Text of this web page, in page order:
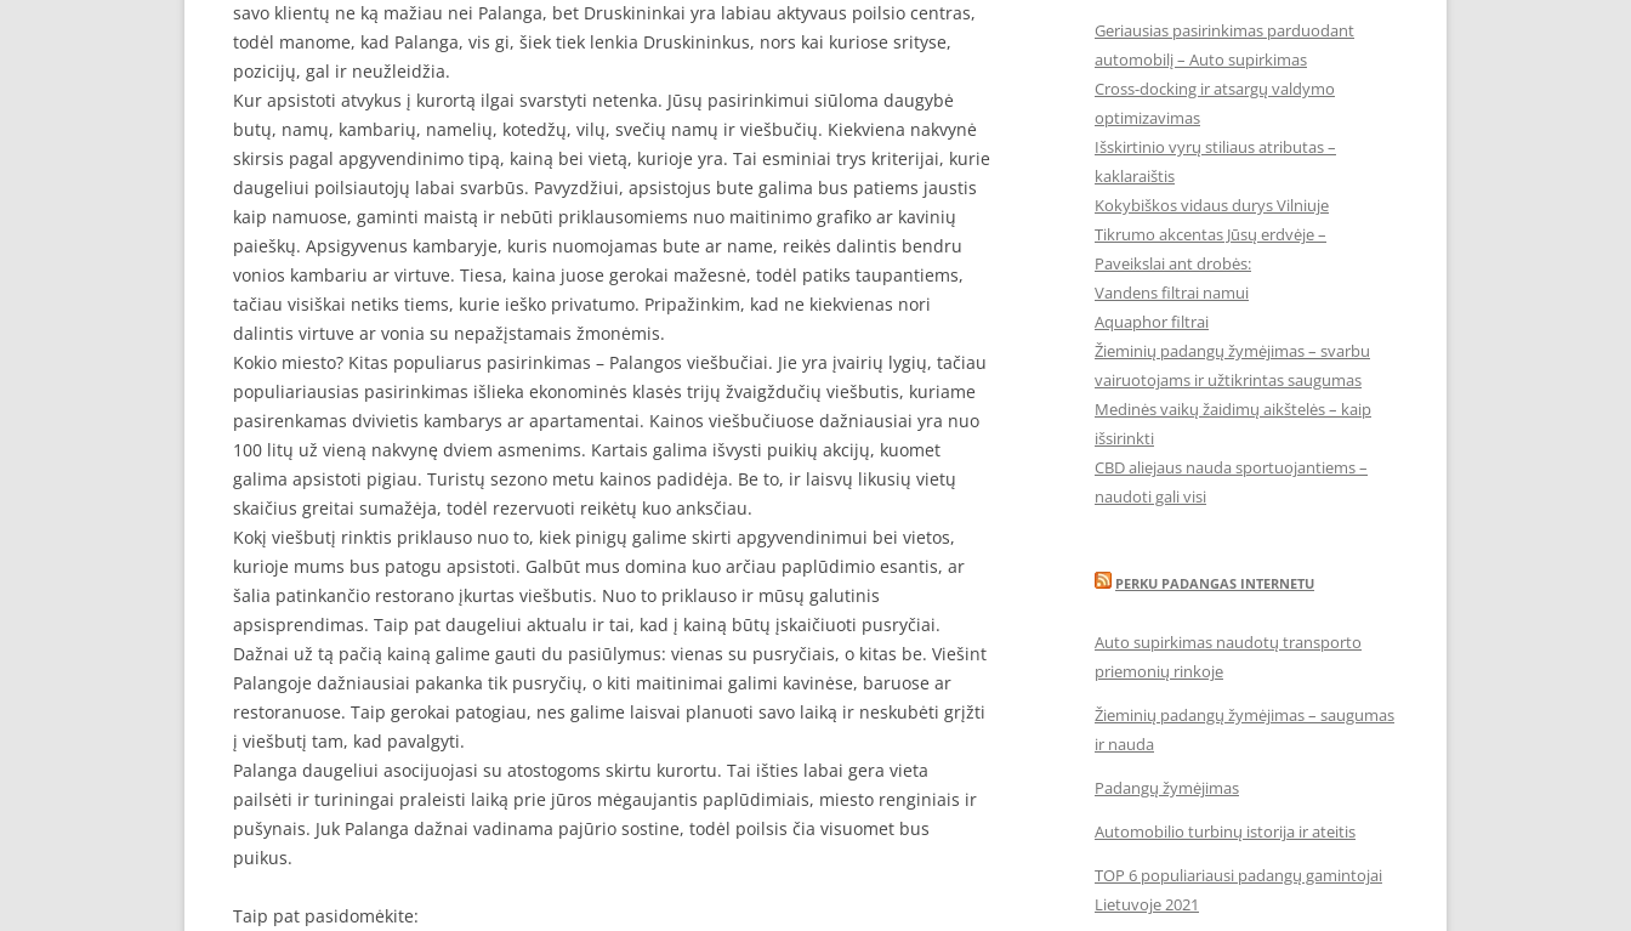
savo klientų ne ką mažiau nei Palanga, bet Druskininkai yra labiau aktyvaus poilsio centras,
todėl manome, kad Palanga, vis gi, šiek tiek lenkia Druskininkus, nors kai kuriose srityse,
pozicijų, gal ir neužleidžia.
Kur apsistoti atvykus į kurortą ilgai svarstyti netenka. Jūsų pasirinkimui siūloma daugybė
butų, namų, kambarių, namelių, kotedžų, vilų, svečių namų ir viešbučių. Kiekviena nakvynė
skirsis pagal apgyvendinimo tipą, kainą bei vietą, kurioje yra. Tai esminiai trys kriterijai, kurie
daugeliui poilsiautojų labai svarbūs. Pavyzdžiui, apsistojus bute galima bus patiems jaustis
kaip namuose, gaminti maistą ir nebūti priklausomiems nuo maitinimo grafiko ar kavinių
paieškų. Apsigyvenus kambaryje, kuris nuomojamas bute ar name, reikės dalintis bendru
vonios kambariu ar virtuve. Tiesa, kaina juose gerokai mažesnė, todėl patiks taupantiems,
tačiau visiškai netiks tiems, kurie ieško privatumo. Pripažinkim, kad ne kiekvienas nori
dalintis virtuve ar vonia su nepažįstamais žmonėmis.
Kokio miesto? Kitas populiarus pasirinkimas – Palangos viešbučiai. Jie yra įvairių lygių, tačiau
populiariausias pasirinkimas išlieka ekonominės klasės trijų žvaigždučių viešbutis, kuriame
pasirenkamas dvivietis kambarys ar apartamentai. Kainos viešbučiuose dažniausiai yra nuo
100 litų už vieną nakvynę dviem asmenims. Kartais galima išvysti puikių akcijų, kuomet
galima apsistoti pigiau. Turistų sezono metu kainos padidėja. Be to, ir laisvų likusių vietų
skaičius greitai sumažėja, todėl rezervuoti reikėtų kuo anksčiau.
Kokį viešbutį rinktis priklauso nuo to, kiek pinigų galime skirti apgyvendinimui bei vietos,
kurioje mums bus patogu apsistoti. Galbūt mus domina kuo arčiau paplūdimio esantis, ar
šalia patinkančio restorano įkurtas viešbutis. Nuo to priklauso ir mūsų galutinis
apsisprendimas. Taip pat daugeliui aktualu ir tai, kad į kainą būtų įskaičiuoti pusryčiai.
Dažnai už tą pačią kainą galime gauti du pasiūlymus: vienas su pusryčiais, o kitas be. Viešint
Palangoje dažniausiai pakanka tik pusryčių, o kiti maitinimai galimi kavinėse, baruose ar
restoranuose. Taip gerokai patogiau, nes galime laisvai planuoti savo laiką ir neskubėti grįžti
į viešbutį tam, kad pavalgyti.
Palanga daugeliui asocijuojasi su atostogoms skirtu kurortu. Tai išties labai gera vieta
pailsėti ir turiningai praleisti laiką prie jūros mėgaujantis paplūdimiais, miesto renginiais ir
pušynais. Juk Palanga dažnai vadinama pajūrio sostine, todėl poilsis čia visuomet bus
puikus.
Taip pat pasidomėkite:
Geriausias pasirinkimas parduodant
automobilį – Auto supirkimas
Cross-docking ir atsargų valdymo
optimizavimas
Išskirtinio vyrų stiliaus atributas –
kaklaraištis
Kokybiškos vidaus durys Vilniuje
Tikrumo akcentas Jūsų erdvėje –
Paveikslai ant drobės:
Vandens filtrai namui
Aquaphor filtrai
Žieminių padangų žymėjimas – svarbu
vairuotojams ir užtikrintas saugumas
Medinės vaikų žaidimų aikštelės – kaip
išsirinkti
CBD aliejaus nauda sportuojantiems –
naudoti gali visi
PERKU PADANGAS INTERNETU
Auto supirkimas naudotų transporto
priemonių rinkoje
Žieminių padangų žymėjimas – saugumas
ir nauda
Padangų žymėjimas
Automobilio turbinų istorija ir ateitis
TOP 6 populiariausi padangų gamintojai
Lietuvoje 2021